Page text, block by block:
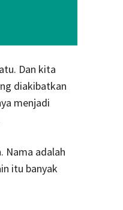
Dan kita
diakibatkan
menjadi
Nama adalah
itu banyak